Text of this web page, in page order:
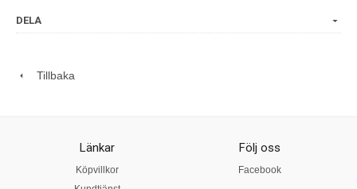
DELA
Tillbaka
Länkar
Köpvillkor
Följ oss
Facebook